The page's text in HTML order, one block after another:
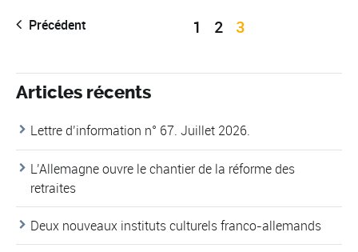
Précédent 1 2 3
Articles récents
Lettre d’information n° 67. Juillet 2026.
L’Allemagne ouvre le chantier de la réforme des
retraites
Deux nouveaux instituts culturels franco-allemands